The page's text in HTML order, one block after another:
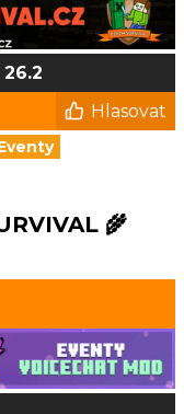
26.2
Hlasovat
🌾